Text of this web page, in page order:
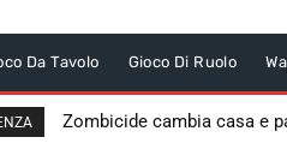
Da Tavolo Gioco Di Ruolo
Zombicide cambia casa e